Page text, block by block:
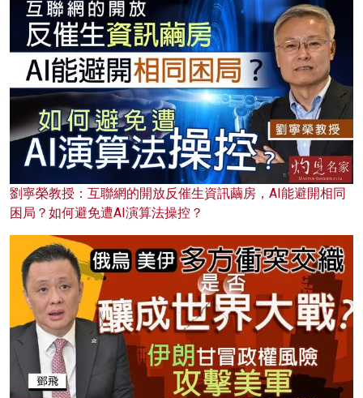
劉寧榮教授：互聯網的開放反催生資訊繭房，AI能避開相同
困局？如何避免遭AI演算法操控？